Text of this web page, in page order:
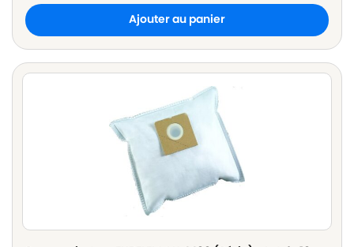
Ajouter au panier